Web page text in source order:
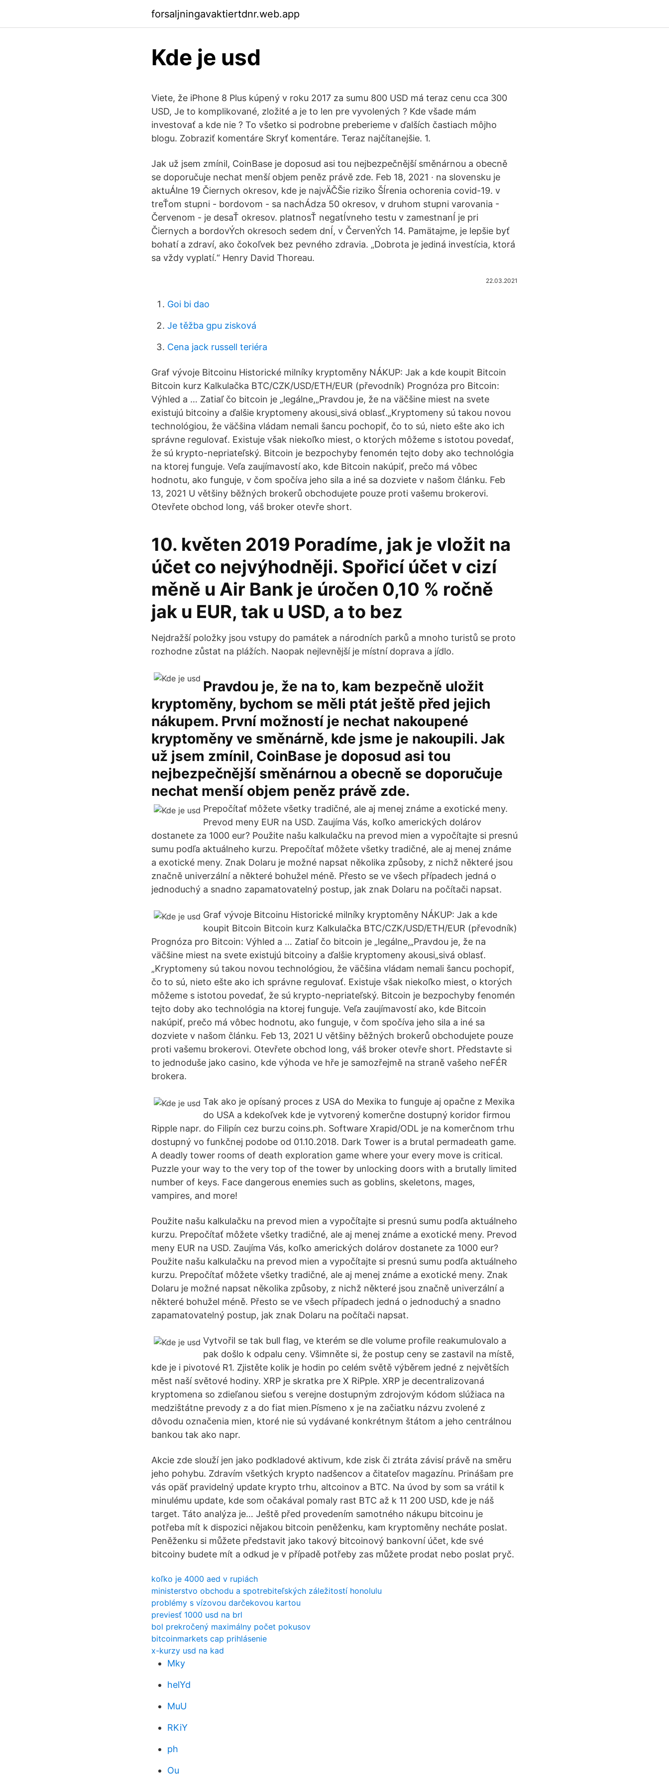
forsaljningavaktiertdnr.web.app
Kde je usd
Viete, že iPhone 8 Plus kúpený v roku 2017 za sumu 800 USD má teraz cenu cca 300
USD, Je to komplikované, zložité a je to len pre vyvolených ? Kde všade mám
investovať a kde nie ? To všetko si podrobne preberieme v ďalších častiach môjho
blogu. Zobraziť komentáre Skryť komentáre. Teraz najčítanejšie. 1.
Jak už jsem zmínil, CoinBase je doposud asi tou nejbezpečnější směnárnou a obecně
se doporučuje nechat menší objem peněz právě zde. Feb 18, 2021 · na slovensku je
aktuÁlne 19 Čiernych okresov, kde je najvÄČŠie riziko ŠÍrenia ochorenia covid-19. v
treŤom stupni - bordovom - sa nachÁdza 50 okresov, v druhom stupni varovania -
Červenom - je desaŤ okresov. platnosŤ negatÍvneho testu v zamestnanÍ je pri
Čiernych a bordovÝch okresoch sedem dnÍ, v ČervenÝch 14. Pamätajme, je lepšie byť
bohatí a zdraví, ako čokoľvek bez pevného zdravia. „Dobrota je jediná investícia, ktorá
sa vždy vyplatí.“ Henry David Thoreau.
22.03.2021
Goi bi dao
Je těžba gpu zisková
Cena jack russell teriéra
Graf vývoje Bitcoinu Historické milníky kryptoměny NÁKUP: Jak a kde koupit Bitcoin
Bitcoin kurz Kalkulačka BTC/CZK/USD/ETH/EUR (převodník) Prognóza pro Bitcoin:
Výhled a … Zatiaľ čo bitcoin je „legálne,„Pravdou je, že na väčšine miest na svete
existujú bitcoiny a ďalšie kryptomeny akousi„sivá oblasť.„Kryptomeny sú takou novou
technológiou, že väčšina vládam nemali šancu pochopiť, čo to sú, nieto ešte ako ich
správne regulovať. Existuje však niekoľko miest, o ktorých môžeme s istotou povedať,
že sú krypto-nepriateľský. Bitcoin je bezpochyby fenomén tejto doby ako technológia
na ktorej funguje. Veľa zaujímavostí ako, kde Bitcoin nakúpiť, prečo má vôbec
hodnotu, ako funguje, v čom spočíva jeho sila a iné sa dozviete v našom článku. Feb
13, 2021 U většiny běžných brokerů obchodujete pouze proti vašemu brokerovi.
Otevřete obchod long, váš broker otevře short.
10. květen 2019 Poradíme, jak je vložit na
účet co nejvýhodněji. Spořicí účet v cizí
měně u Air Bank je úročen 0,10 % ročně
jak u EUR, tak u USD, a to bez
Nejdražší položky jsou vstupy do památek a národních parků a mnoho turistů se proto
rozhodne zůstat na plážích. Naopak nejlevnější je místní doprava a jídlo.
Pravdou je, že na to, kam bezpečně uložit
kryptoměny, bychom se měli ptát ještě před jejich
nákupem. První možností je nechat nakoupené
kryptoměny ve směnárně, kde jsme je nakoupili. Jak
už jsem zmínil, CoinBase je doposud asi tou
nejbezpečnější směnárnou a obecně se doporučuje
nechat menší objem peněz právě zde.
Prepočítať môžete všetky tradičné, ale aj menej známe a exotické meny.
Prevod meny EUR na USD. Zaujíma Vás, koľko amerických dolárov
dostanete za 1000 eur? Použite našu kalkulačku na prevod mien a vypočítajte si presnú
sumu podľa aktuálneho kurzu. Prepočítať môžete všetky tradičné, ale aj menej známe
a exotické meny. Znak Dolaru je možné napsat několika způsoby, z nichž některé jsou
značně univerzální a některé bohužel méně. Přesto se ve všech případech jedná o
jednoduchý a snadno zapamatovatelný postup, jak znak Dolaru na počítači napsat.
Graf vývoje Bitcoinu Historické milníky kryptoměny NÁKUP: Jak a kde
koupit Bitcoin Bitcoin kurz Kalkulačka BTC/CZK/USD/ETH/EUR (převodník)
Prognóza pro Bitcoin: Výhled a … Zatiaľ čo bitcoin je „legálne,„Pravdou je, že na
väčšine miest na svete existujú bitcoiny a ďalšie kryptomeny akousi„sivá oblasť.
„Kryptomeny sú takou novou technológiou, že väčšina vládam nemali šancu pochopiť,
čo to sú, nieto ešte ako ich správne regulovať. Existuje však niekoľko miest, o ktorých
môžeme s istotou povedať, že sú krypto-nepriateľský. Bitcoin je bezpochyby fenomén
tejto doby ako technológia na ktorej funguje. Veľa zaujímavostí ako, kde Bitcoin
nakúpiť, prečo má vôbec hodnotu, ako funguje, v čom spočíva jeho sila a iné sa
dozviete v našom článku. Feb 13, 2021 U většiny běžných brokerů obchodujete pouze
proti vašemu brokerovi. Otevřete obchod long, váš broker otevře short. Představte si
to jednoduše jako casino, kde výhoda ve hře je samozřejmě na straně vašeho neFÉR
brokera.
Tak ako je opísaný proces z USA do Mexika to funguje aj opačne z Mexika
do USA a kdekoľvek kde je vytvorený komerčne dostupný koridor firmou
Ripple napr. do Filipín cez burzu coins.ph. Software Xrapid/ODL je na komerčnom trhu
dostupný vo funkčnej podobe od 01.10.2018. Dark Tower is a brutal permadeath game.
A deadly tower rooms of death exploration game where your every move is critical.
Puzzle your way to the very top of the tower by unlocking doors with a brutally limited
number of keys. Face dangerous enemies such as goblins, skeletons, mages,
vampires, and more!
Použite našu kalkulačku na prevod mien a vypočítajte si presnú sumu podľa aktuálneho
kurzu. Prepočítať môžete všetky tradičné, ale aj menej známe a exotické meny. Prevod
meny EUR na USD. Zaujíma Vás, koľko amerických dolárov dostanete za 1000 eur?
Použite našu kalkulačku na prevod mien a vypočítajte si presnú sumu podľa aktuálneho
kurzu. Prepočítať môžete všetky tradičné, ale aj menej známe a exotické meny. Znak
Dolaru je možné napsat několika způsoby, z nichž některé jsou značně univerzální a
některé bohužel méně. Přesto se ve všech případech jedná o jednoduchý a snadno
zapamatovatelný postup, jak znak Dolaru na počítači napsat.
Vytvořil se tak bull flag, ve kterém se dle volume profile reakumulovalo a
pak došlo k odpalu ceny. Všimněte si, že postup ceny se zastavil na místě,
kde je i pivotové R1. Zjistěte kolik je hodin po celém světě výběrem jedné z největších
měst naší světové hodiny. XRP je skratka pre X RiPple. XRP je decentralizovaná
kryptomena so zdieľanou sieťou s verejne dostupným zdrojovým kódom slúžiaca na
medzištátne prevody z a do fiat mien.Písmeno x je na začiatku názvu zvolené z
dôvodu označenia mien, ktoré nie sú vydávané konkrétnym štátom a jeho centrálnou
bankou tak ako napr.
Akcie zde slouží jen jako podkladové aktivum, kde zisk či ztráta závisí právě na směru
jeho pohybu. Zdravím všetkých krypto nadšencov a čitateľov magazínu. Prinášam pre
vás opäť pravidelný update krypto trhu, altcoinov a BTC. Na úvod by som sa vrátil k
minulému update, kde som očakával pomaly rast BTC až k 11 200 USD, kde je náš
target. Táto analýza je… Ještě před provedením samotného nákupu bitcoinu je
potřeba mít k dispozici nějakou bitcoin peněženku, kam kryptoměny necháte poslat.
Peněženku si můžete představit jako takový bitcoinový bankovní účet, kde své
bitcoiny budete mít a odkud je v případě potřeby zas můžete prodat nebo poslat pryč.
koľko je 4000 aed v rupiách
ministerstvo obchodu a spotrebiteľských záležitostí honolulu
problémy s vízovou darčekovou kartou
previesť 1000 usd na brl
bol prekročený maximálny počet pokusov
bitcoinmarkets cap prihlásenie
x-kurzy usd na kad
Mky
helYd
MuU
RKiY
ph
Ou